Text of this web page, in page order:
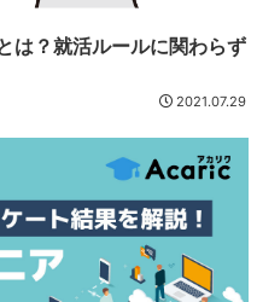
は？就活ルールに関わらず
2021.07.29